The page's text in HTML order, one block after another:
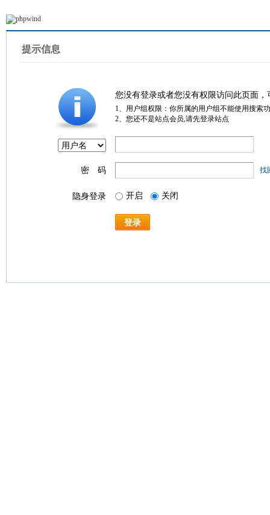
提示信息
您没有登录或者您没有权限访问此页面
1、用户组权限：你所属的用户组不能使用搜索
2、您还不是站点会员,请先登录站点
密 码 找
隐身登录 开启 关闭
登录